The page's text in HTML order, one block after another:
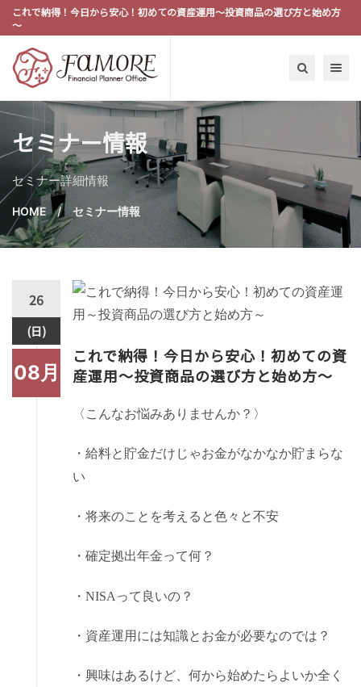
これで納得！今日から安心！初めての資産運用～投資商品の選び方と始め方
～
Toggle
セミナー情報
セミナー詳細情報
HOME セミナー情報
26
(日)
08月
これで納得！今日から安心！初めての資
産運用～投資商品の選び方と始め方～
〈こんなお悩みありませんか？〉
・給料と貯金だけじゃお金がなかなか貯まらな
い
・将来のことを考えると色々と不安
・確定拠出年金って何？
・ NISA って良いの？
・資産運用には知識とお金が必要なのでは？
・興味はあるけど、何から始めたらよいか全く